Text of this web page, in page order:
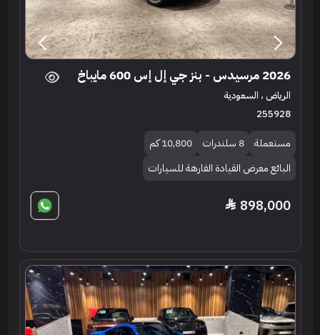
2026 مرسيدس - بنز جي إل إس 600 مايباخ
الرياض ، السعودية
255928
مستعملة 8 سلندرات
10,800 كم
البائع معرض القيادة الفارهة للسيارات
898,000